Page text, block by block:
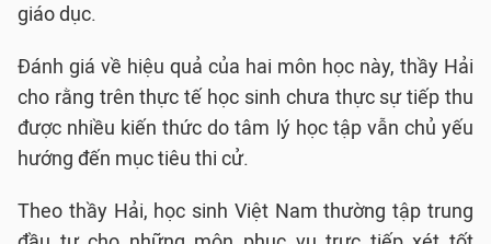
giáo dục.
Đánh giá về hiệu quả của hai môn học này, thầy Hải
cho rằng trên thực tế học sinh chưa thực sự tiếp thu
được nhiều kiến thức do tâm lý học tập vẫn chủ yếu
hướng đến mục tiêu thi cử.
Theo thầy Hải, học sinh Việt Nam thường tập trung